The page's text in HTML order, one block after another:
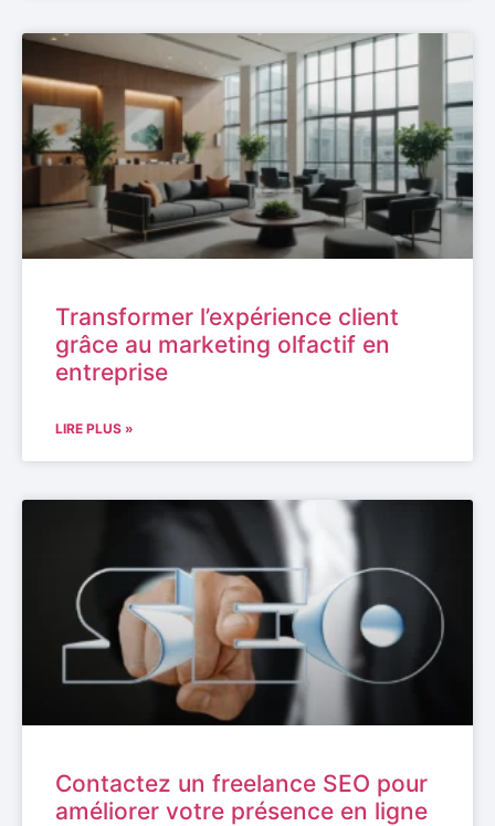
Transformer l’expérience client
grâce au marketing olfactif en
entreprise
LIRE PLUS »
Contactez un freelance SEO pour
améliorer votre présence en ligne